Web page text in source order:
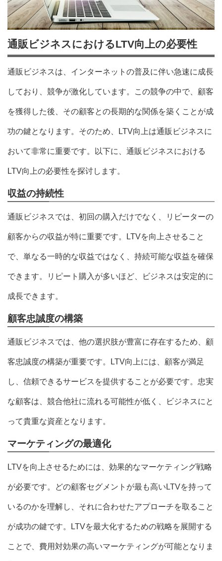
通販ビジネスにおけるLTV向上の必要性
通販ビジネスは、インターネットの普及に伴い急速に成長
しており、競争が激化しています。この競争の中で、顧客
を獲得した後、その顧客との長期的な関係を築くことが成
功の鍵となります。そのため、LTV向上は通販ビジネスに
おいて非常に重要です。以下に、通販ビジネスにおける
LTV向上の必要性を探讨します。
収益の持続性
通販ビジネスでは、初回の購入だけでなく、リピーターの
顧客からの収益が特に重要です。LTVを向上させること
で、単なる一時的な収益ではなく、持続可能な収益を確保
できます。リピート購入が多いほど、ビジネスは安定的に
成長できます。
顧客忠誠度の構築
通販ビジネスでは、他の選択肢が豊富に存在するため、顧
客忠誠度の構築が重要です。LTV向上には、顧客が満足
し、信頼できるサービスを提供することが必要です。忠実
な顧客は、競合他社に流れる可能性が低く、ビジネスにと
って貴重な資産となります。
マーケティングの最適化
LTVを向上させるためには、効果的なマーケティング戦略
が必要です。どの顧客セグメントが最も高いLTVを持って
いるのかを理解し、それに合わせたアプローチを取ること
が成功の鍵です。LTVを最大化するための戦略を展開する
ことで、費用対効果の高いマーケティングが可能となりま